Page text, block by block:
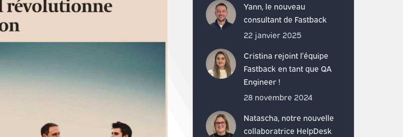
Yann, le nouveau
consultant de Fastback
22 janvier 2025
Cristina rejoint l’équipe
Fastback en tant que QA
Engineer !
28 novembre 2024
Natascha, notre nouvelle
collaboratrice HelpDesk